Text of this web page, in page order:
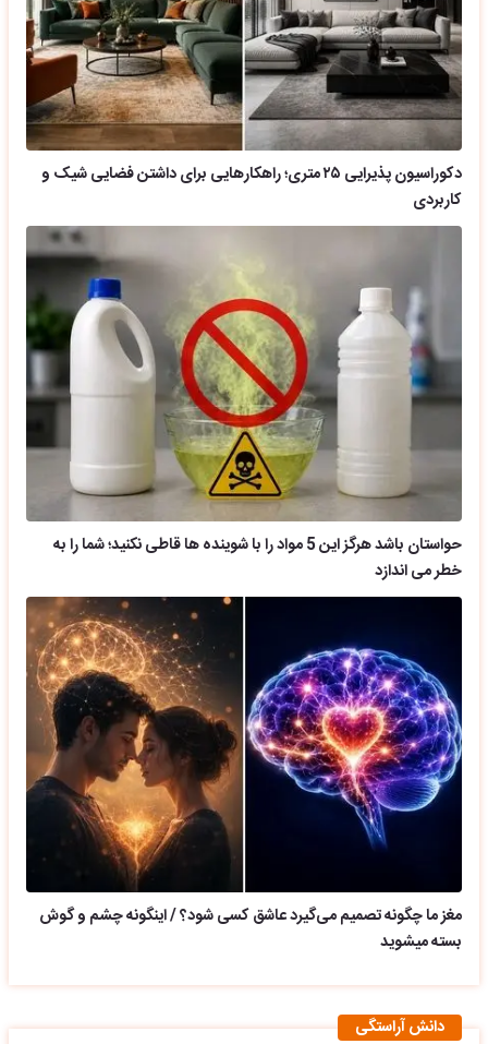
دکوراسیون پذیرایی ۲۵ متری؛ راهکارهایی برای داشتن فضایی شیک و
کاربردی
حواستان باشد هرگز این 5 مواد را با شوینده ها قاطی نکنید؛ شما را به
خطر می اندازد
مغز ما چگونه تصمیم می‌گیرد عاشق کسی شود؟ / اینگونه چشم و گوش
بسته میشوید
دانش آراستگی